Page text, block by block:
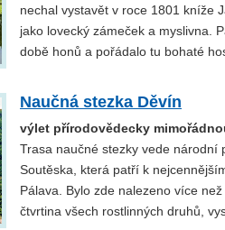
nechal vystavět v roce 1801 kníže
jako lovecký zámeček a myslivna.
době honů a pořádalo tu bohaté
Naučná stezka Děvín
výlet přírodovědecky
Trasa naučné stezky vede
Soutěska, která patří k
Pálava. Bylo zde nalezeno více
čtvrtina všech rostlinných druhů,